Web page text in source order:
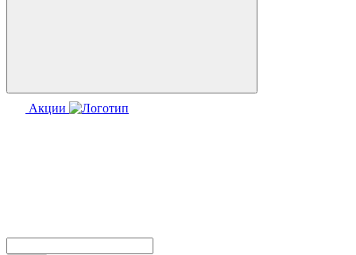
Акции